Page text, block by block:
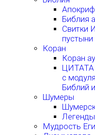
Библия
Свитки
пустыни
Коран
Коран
с
Библий
Шумеры
Мудрость